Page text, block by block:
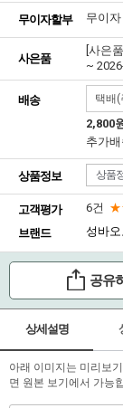
무이자할부 무이
사은품
[사은
~
배송
2,800
추가배
상품정보 상품
고객평가 6건
브랜드 성바오
공유
상세설명
아래 이미지는 미리보
면 원본 보기에서 가능